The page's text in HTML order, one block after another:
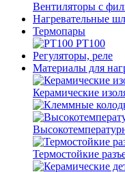
Вентиляторы с
Нагревательные
Термопары
PT100
Регуляторы, реле
Материалы для
Керамические
Термостойкие